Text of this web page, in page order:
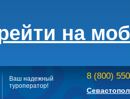
на
Ваш надежный
туроператор!
8 (800)